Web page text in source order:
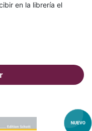
en la librería el